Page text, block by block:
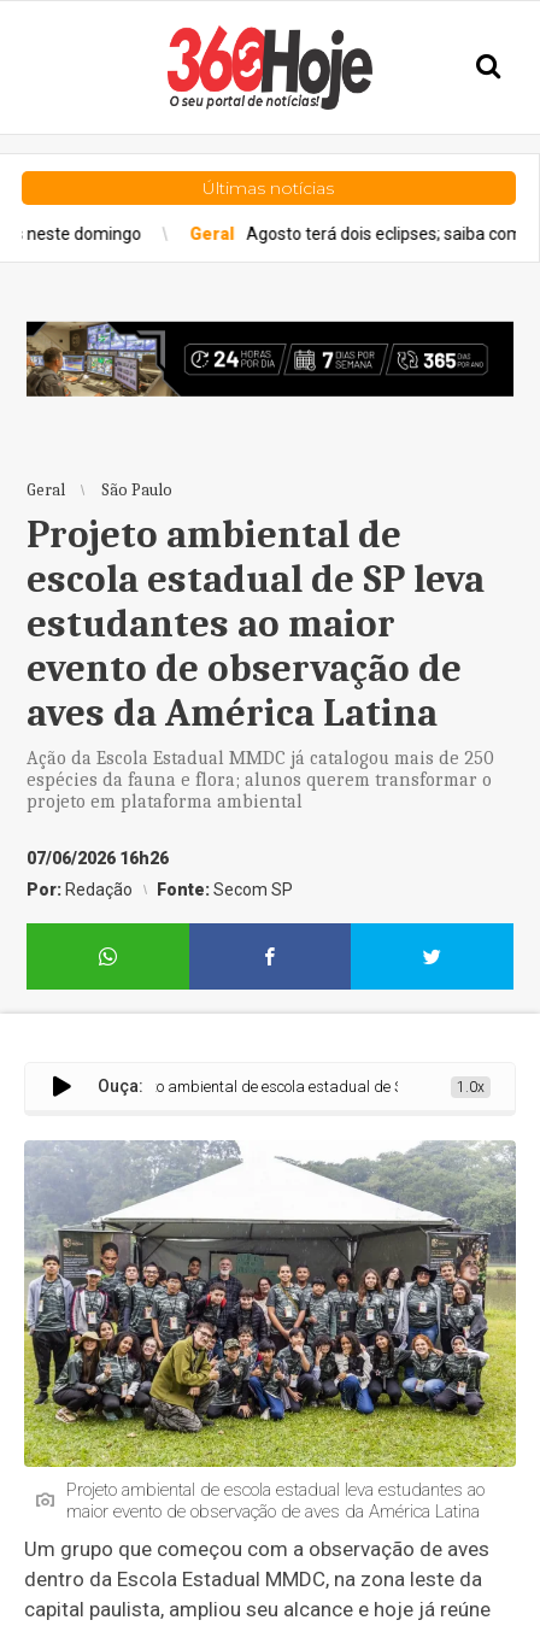
Últimas notícias
Geral Agosto terá dois eclipses; saiba como assistir aos
Geral São Paulo
Projeto ambiental de
escola estadual de SP leva
estudantes ao maior
evento de observação de
aves da América Latina
Ação da Escola Estadual MMDC já catalogou mais de 250
espécies da fauna e flora; alunos querem transformar o
projeto em plataforma ambiental
07/06/2026 16h26
Por: Redação Fonte:Secom SP
Ouça:
Projeto ambiental de escola estadual de SP leva estudantes ao
1.0x
Projeto ambiental de escola estadual leva estudantes ao
maior evento de observação de aves da América Latina
Um grupo que começou com a observação de aves
dentro da Escola Estadual MMDC, na zona leste da
capital paulista, ampliou seu alcance e hoje já reúne